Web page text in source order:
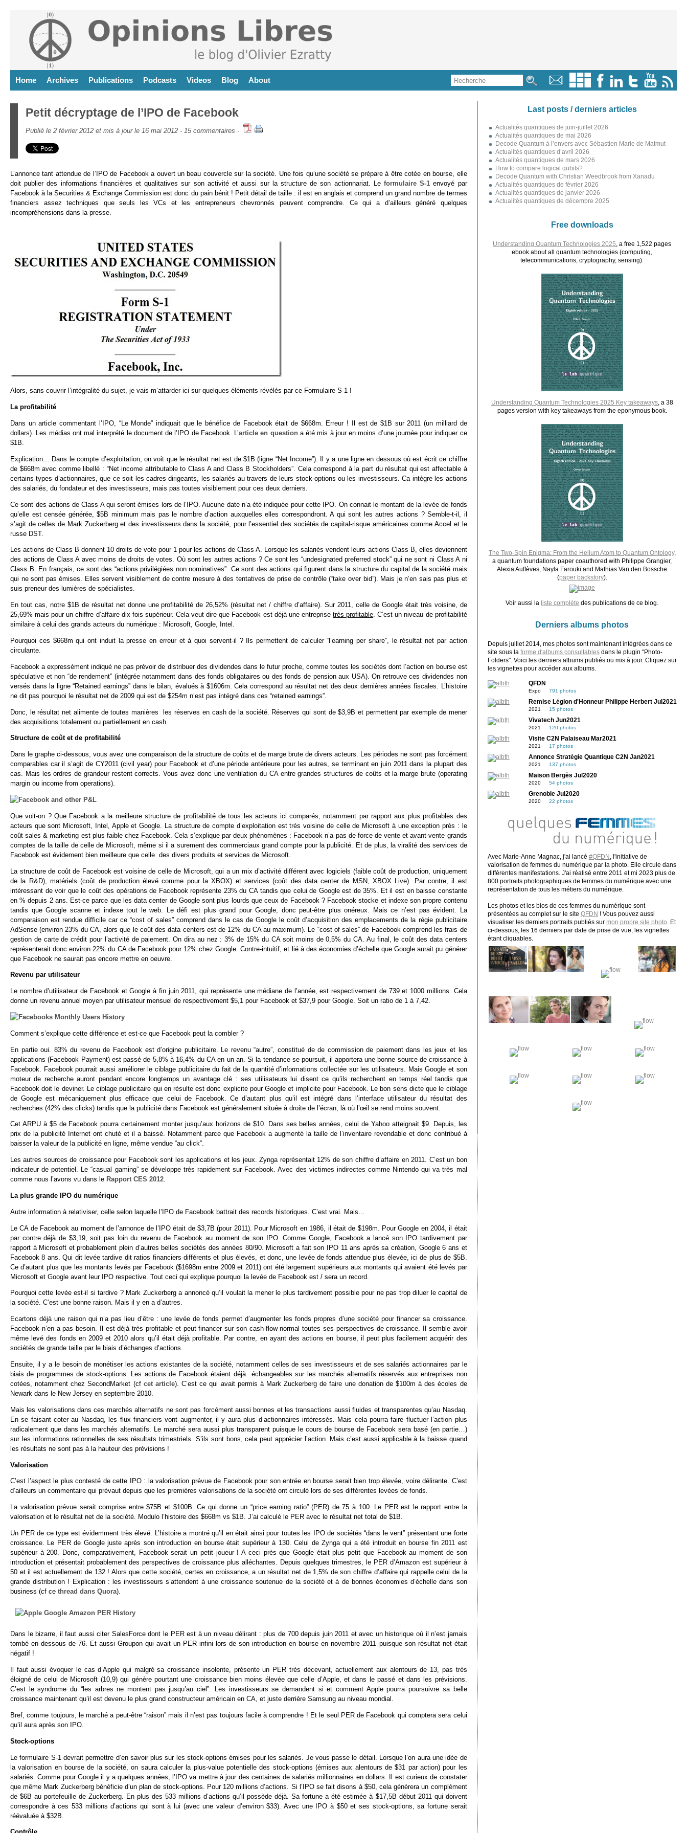
Home Archives Publications Podcasts Videos Blog About
Petit décryptage de l’IPO de Facebook
Publié le 2 février 2012 et mis à jour le 16 mai 2012 - 15 commentaires -
L’annonce tant attendue de l’IPO de Facebook a ouvert un beau couvercle sur la société. Une fois qu’une société se prépare à être cotée en bourse, elle
doit publier des informations financières et qualitatives sur son activité et aussi sur la structure de son actionnariat. Le formulaire S-1 envoyé par
Facebook à la Securities & Exchange Commission est donc du pain bénit ! Petit détail de taille : il est en anglais et comprend un grand nombre de termes
financiers assez techniques que seuls les VCs et les entrepreneurs chevronnés peuvent comprendre. Ce qui a d’ailleurs généré quelques
incompréhensions dans la presse.
Alors, sans couvrir l’intégralité du sujet, je vais m’attarder ici sur quelques éléments révélés par ce Formulaire S-1 !
La profitabilité
Dans un article commentant l’IPO, “Le Monde” indiquait que le bénéfice de Facebook était de $668m. Erreur ! Il est de $1B sur 2011 (un milliard de
dollars). Les médias ont mal interprété le document de l’IPO de Facebook. L’article en questiona été mis à jour en moins d’une journée pour indiquer ce
$1B.
Explication… Dans le compte d’exploitation, on voit que le résultat net est de $1B (ligne “Net Income”). Il y a une ligne en dessous où est écrit ce chiffre
de $668m avec comme libellé : “Net income attributable to Class A and Class B Stockholders”. Cela correspond à la part du résultat qui est affectable à
certains types d’actionnaires, que ce soit les cadres dirigeants, les salariés au travers de leurs stock-options ou les investisseurs. Ca intègre les actions
des salariés, du fondateur et des investisseurs, mais pas toutes visiblement pour ces deux derniers.
Ce sont des actions de Class A qui seront émises lors de l’IPO. Aucune date n’a été indiquée pour cette IPO. On connait le montant de la levée de fonds
qu’elle est censée générée, $5B minimum mais pas le nombre d’action auxquelles elles correspondront. A qui sont les autres actions ? Semble-t-il, il
s’agit de celles de Mark Zuckerberg et des investisseurs dans la société, pour l’essentiel des sociétés de capital-risque américaines comme Accel et le
russe DST.
Les actions de Class B donnent 10 droits de vote pour 1 pour les actions de Class A. Lorsque les salariés vendent leurs actions Class B, elles deviennent
des actions de Class A avec moins de droits de votes. Où sont les autres actions ? Ce sont les “undesignated preferred stock” qui ne sont ni Class A ni
Class B. En français, ce sont des “actions privilégiées non nominatives”. Ce sont des actions qui figurent dans la structure du capital de la société mais
qui ne sont pas émises. Elles servent visiblement de contre mesure à des tentatives de prise de contrôle (“take over bid”). Mais je n’en sais pas plus et
suis preneur des lumières de spécialistes.
En tout cas, notre $1B de résultat net donne une profitabilité de 26,52% (résultat net / chiffre d’affaire). Sur 2011, celle de Google était très voisine, de
25,69% mais pour un chiffre d’affaire dix fois supérieur. Cela veut dire que Facebook est déjà une entreprise très profitable. C’est un niveau de profitabilité
similaire à celui des grands acteurs du numérique : Microsoft, Google, Intel.
Pourquoi ces $668m qui ont induit la presse en erreur et à quoi servent-il ? Ils permettent de calculer “l’earning per share”, le résultat net par action
circulante.
Facebook a expressément indiqué ne pas prévoir de distribuer des dividendes dans le futur proche, comme toutes les sociétés dont l’action en bourse est
spéculative et non “de rendement” (intégrée notamment dans des fonds obligataires ou des fonds de pension aux USA). On retrouve ces dividendes non
versés dans la ligne “Retained earnings” dans le bilan, évalués à $1606m. Cela correspond au résultat net des deux dernières années fiscales. L’histoire
ne dit pas pourquoi le résultat net de 2009 qui est de $254m n’est pas intégré dans ces “retained earnings”.
Donc, le résultat net alimente de toutes manières les réserves en cash de la société. Réserves qui sont de $3,9B et permettent par exemple de mener
des acquisitions totalement ou partiellement en cash.
Structure de coût et de profitabilité
Dans le graphe ci-dessous, vous avez une comparaison de la structure de coûts et de marge brute de divers acteurs. Les périodes ne sont pas forcément
comparables car il s’agit de CY2011 (civil year) pour Facebook et d’une période antérieure pour les autres, se terminant en juin 2011 dans la plupart des
cas. Mais les ordres de grandeur restent corrects. Vous avez donc une ventilation du CA entre grandes structures de coûts et la marge brute (operating
margin ou income from operations).
Que voit-on ? Que Facebook a la meilleure structure de profitabilité de tous les acteurs ici comparés, notamment par rapport aux plus profitables des
acteurs que sont Microsoft, Intel, Apple et Google. La structure de compte d’exploitation est très voisine de celle de Microsoft à une exception près : le
coût sales & marketing est plus faible chez Facebook. Cela s’explique par deux phénomènes : Facebook n’a pas de force de vente et avant-vente grands
comptes de la taille de celle de Microsoft, même si il a surement des commerciaux grand compte pour la publicité. Et de plus, la viralité des services de
Facebook est évidement bien meilleure que celle des divers produits et services de Microsoft.
La structure de coût de Facebook est voisine de celle de Microsoft, qui a un mix d’activité différent avec logiciels (faible coût de production, uniquement
de la R&D), matériels (coût de production élevé comme pour la XBOX) et services (coût des data center de MSN, XBOX Live). Par contre, il est
intéressant de voir que le coût des opérations de Facebook représente 23% du CA tandis que celui de Google est de 35%. Et il est en baisse constante
en % depuis 2 ans. Est-ce parce que les data center de Google sont plus lourds que ceux de Facebook ? Facebook stocke et indexe son propre contenu
tandis que Google scanne et indexe tout le web. Le défi est plus grand pour Google, donc peut-être plus onéreux. Mais ce n’est pas évident. La
comparaison est rendue difficile car ce “cost of sales” comprend dans le cas de Google le coût d’acquisition des emplacements de la régie publicitaire
AdSense (environ 23% du CA, alors que le coût des data centers est de 12% du CA au maximum). Le “cost of sales” de Facebook comprend les frais de
gestion de carte de crédit pour l’activité de paiement. On dira au nez : 3% de 15% du CA soit moins de 0,5% du CA. Au final, le coût des data centers
représenterait donc environ 22% du CA de Facebook pour 12% chez Google. Contre-intuitif, et lié à des économies d’échelle que Google aurait pu générer
que Facebook ne saurait pas encore mettre en oeuvre.
Revenu par utilisateur
Le nombre d’utilisateur de Facebook et Google à fin juin 2011, qui représente une médiane de l’année, est respectivement de 739 et 1000 millions. Cela
donne un revenu annuel moyen par utilisateur mensuel de respectivement $5,1 pour Facebook et $37,9 pour Google. Soit un ratio de 1 à 7,42.
Comment s’explique cette différence et est-ce que Facebook peut la combler ?
En partie oui. 83% du revenu de Facebook est d’origine publicitaire. Le revenu “autre”, constitué de de commission de paiement dans les jeux et les
applications (Facebook Payment) est passé de 5,8% à 16,4% du CA en un an. Si la tendance se poursuit, il apportera une bonne source de croissance à
Facebook. Facebook pourrait aussi améliorer le ciblage publicitaire du fait de la quantité d’informations collectée sur les utilisateurs. Mais Google et son
moteur de recherche auront pendant encore longtemps un avantage clé : ses utilisateurs lui disent ce qu’ils recherchent en temps réel tandis que
Facebook doit le deviner. Le ciblage publicitaire qui en résulte est donc explicite pour Google et implicite pour Facebook. Le bon sens dicte que le ciblage
de Google est mécaniquement plus efficace que celui de Facebook. Ce d’autant plus qu’il est intégré dans l’interface utilisateur du résultat des
recherches (42% des clicks) tandis que la publicité dans Facebook est généralement située à droite de l’écran, là où l’œil se rend moins souvent.
Cet ARPU à $5 de Facebook pourra certainement monter jusqu’aux horizons de $10. Dans ses belles années, celui de Yahoo atteignait $9. Depuis, les
prix de la publicité Internet ont chuté et il a baissé. Notamment parce que Facebook a augmenté la taille de l’inventaire revendable et donc contribué à
baisser la valeur de la publicité en ligne, même vendue “au click”.
Les autres sources de croissance pour Facebook sont les applications et les jeux. Zynga représentait 12% de son chiffre d’affaire en 2011. C’est un bon
indicateur de potentiel. Le “casual gaming” se développe très rapidement sur Facebook. Avec des victimes indirectes comme Nintendo qui va très mal
comme nous l’avons vu dans le Rapport CES 2012.
La plus grande IPO du numérique
Autre information à relativiser, celle selon laquelle l’IPO de Facebook battrait des records historiques. C’est vrai. Mais…
Le CA de Facebook au moment de l’annonce de l’IPO était de $3,7B (pour 2011). Pour Microsoft en 1986, il était de $198m. Pour Google en 2004, il était
par contre déjà de $3,19, soit pas loin du revenu de Facebook au moment de son IPO. Comme Google, Facebook a lancé son IPO tardivement par
rapport à Microsoft et probablement plein d’autres belles sociétés des années 80/90. Microsoft a fait son IPO 11 ans après sa création, Google 6 ans et
Facebook 8 ans. Qui dit levée tardive dit ratios financiers différents et plus élevés, et donc, une levée de fonds attendue plus élevée, ici de plus de $5B.
Ce d’autant plus que les montants levés par Facebook ($1698m entre 2009 et 2011) ont été largement supérieurs aux montants qui avaient été levés par
Microsoft et Google avant leur IPO respective. Tout ceci qui explique pourquoi la levée de Facebook est / sera un record.
Pourquoi cette levée est-il si tardive ? Mark Zuckerberg a annoncé qu’il voulait la mener le plus tardivement possible pour ne pas trop diluer le capital de
la société. C’est une bonne raison. Mais il y en a d’autres.
Ecartons déjà une raison qui n’a pas lieu d’être : une levée de fonds permet d’augmenter les fonds propres d’une société pour financer sa croissance.
Facebook n’en a pas besoin. Il est déjà très profitable et peut financer sur son cash-flow normal toutes ses perspectives de croissance. Il semble avoir
même levé des fonds en 2009 et 2010 alors qu’il était déjà profitable. Par contre, en ayant des actions en bourse, il peut plus facilement acquérir des
sociétés de grande taille par le biais d’échanges d’actions.
Ensuite, il y a le besoin de monétiser les actions existantes de la société, notamment celles de ses investisseurs et de ses salariés actionnaires par le
biais de programmes de stock-options. Les actions de Facebook étaient déjà échangeables sur les marchés alternatifs réservés aux entreprises non
cotées, notamment chez SecondMarket (cf cet article). C’est ce qui avait permis à Mark Zuckerberg de faire une donation de $100m à des écoles de
Newark dans le New Jersey en septembre 2010.
Mais les valorisations dans ces marchés alternatifs ne sont pas forcément aussi bonnes et les transactions aussi fluides et transparentes qu’au Nasdaq.
En se faisant coter au Nasdaq, les flux financiers vont augmenter, il y aura plus d’actionnaires intéressés. Mais cela pourra faire fluctuer l’action plus
radicalement que dans les marchés alternatifs. Le marché sera aussi plus transparent puisque le cours de bourse de Facebook sera basé (en partie…)
sur les informations rationnelles de ses résultats trimestriels. S’ils sont bons, cela peut apprécier l’action. Mais c’est aussi applicable à la baisse quand
les résultats ne sont pas à la hauteur des prévisions !
Valorisation
C’est l’aspect le plus contesté de cette IPO : la valorisation prévue de Facebook pour son entrée en bourse serait bien trop élevée, voire délirante. C’est
d’ailleurs un commentaire qui prévaut depuis que les premières valorisations de la société ont circulé lors de ses différentes levées de fonds.
La valorisation prévue serait comprise entre $75B et $100B. Ce qui donne un “price earning ratio” (PER) de 75 à 100. Le PER est le rapport entre la
valorisation et le résultat net de la société. Modulo l’histoire des $668m vs $1B. J’ai calculé le PER avec le résultat net total de $1B.
Un PER de ce type est évidemment très élevé. L’histoire a montré qu’il en était ainsi pour toutes les IPO de sociétés “dans le vent” présentant une forte
croissance. Le PER de Google juste après son introduction en bourse était supérieur à 130. Celui de Zynga qui a été introduit en bourse fin 2011 est
supérieur à 200. Donc, comparativement, Facebook serait un petit joueur ! A ceci près que Google était plus petit que Facebook au moment de son
introduction et présentait probablement des perspectives de croissance plus alléchantes. Depuis quelques trimestres, le PER d’Amazon est supérieur à
50 et il est actuellement de 132 ! Alors que cette société, certes en croissance, a un résultat net de 1,5% de son chiffre d’affaire qui rappelle celui de la
grande distribution ! Explication : les investisseurs s’attendent à une croissance soutenue de la société et à de bonnes économies d’échelle dans son
business (cf ce thread dans Quora).
Dans le bizarre, il faut aussi citer SalesForce dont le PER est à un niveau délirant : plus de 700 depuis juin 2011 et avec un historique où il n’est jamais
tombé en dessous de 76. Et aussi Groupon qui avait un PER infini lors de son introduction en bourse en novembre 2011 puisque son résultat net était
négatif !
Il faut aussi évoquer le cas d’Apple qui malgré sa croissance insolente, présente un PER très décevant, actuellement aux alentours de 13, pas très
éloigné de celui de Microsoft (10,9) qui génère pourtant une croissance bien moins élevée que celle d’Apple, et dans le passé et dans les prévisions.
C’est le syndrome du “les arbres ne montent pas jusqu’au ciel”. Les investisseurs se demandent si et comment Apple pourra poursuivre sa belle
croissance maintenant qu’il est devenu le plus grand constructeur américain en CA, et juste derrière Samsung au niveau mondial.
Bref, comme toujours, le marché a peut-être “raison” mais il n’est pas toujours facile à comprendre ! Et le seul PER de Facebook qui comptera sera celui
qu’il aura après son IPO.
Stock-options
Le formulaire S-1 devrait permettre d’en savoir plus sur les stock-options émises pour les salariés. Je vous passe le détail. Lorsque l’on aura une idée de
la valorisation en bourse de la société, on saura calculer la plus-value potentielle des stock-options (émises aux alentours de $31 par action) pour les
salariés. Comme pour Google il y a quelques années, l’IPO va mettre à jour des centaines de salariés millionnaires en dollars. Il est curieux de constater
que même Mark Zuckerberg bénéficie d’un plan de stock-options. Pour 120 millions d’actions. Si l’IPO se fait disons à $50, cela génèrera un complément
de $6B au portefeuille de Zuckerberg. En plus des 533 millions d’actions qu’il possède déjà. Sa fortune a été estimée à $17,5B début 2011 qui doivent
correspondre à ces 533 millions d’actions qui sont à lui (avec une valeur d’environ $33). Avec une IPO à $50 et ses stock-options, sa fortune serait
réévaluée à $32B.
Last posts / derniers articles
Actualités quantiques de juin-juillet 2026
Actualités quantiques de mai 2026
Decode Quantum à l’envers avec Sébastien Marie de Matmut
Actualités quantiques d’avril 2026
Actualités quantiques de mars 2026
How to compare logical qubits?
Decode Quantum with Christian Weedbrook from Xanadu
Actualités quantiques de février 2026
Actualités quantiques de janvier 2026
Actualités quantiques de décembre 2025
Free downloads
Understanding Quantum Technologies 2025 , a free 1,522 pages
ebook about all quantum technologies (computing,
telecommunications, cryptography, sensing):
Understanding Quantum Technologies 2025 Key takeaways, a 38
pages version with key takeaways from the eponymous book.
The Two-Spin Enigma: From the Helium Atom to Quantum Ontology,
a quantum foundations paper coauthored with Philippe Grangier,
Alexia Auffèves, Nayla Farouki and Mathias Van den Bossche
(paper backstory).
Voir aussi la liste complète des publications de ce blog.
Derniers albums photos
Depuis juillet 2014, mes photos sont maintenant intégrées dans ce
site sous la forme d'albums consultablesdans le plugin "Photo-
Folders". Voici les derniers albums publiés ou mis à jour. Cliquez sur
les vignettes pour accéder aux albums.
QFDN
Expo 791 photos
Remise Légion d'Honneur Philippe Herbert Jul2021
2021 15 photos
Vivatech Jun2021
2021 120 photos
Visite C2N Palaiseau Mar2021
2021 17 photos
Annonce Stratégie Quantique C2N Jan2021
2021 137 photos
Maison Bergès Jul2020
2020 54 photos
Grenoble Jul2020
2020 22 photos
Avec Marie-Anne Magnac, j'ai lancé #QFDN
, l'initiative de
valorisation de femmes du numérique par la photo. Elle circule dans
différentes manifestations. J'ai réalisé entre 2011 et mi 2023 plus de
800 portraits photographiques de femmes du numérique avec une
représentation de tous les métiers du numérique.
Les photos et les bios de ces femmes du numérique sont
présentées au complet sur le site QFDN ! Vous pouvez aussi
visualiser les derniers portraits publiés sur mon propre site photo . Et
ci-dessous, les 16 derniers par date de prise de vue, les vignettes
étant cliquables.